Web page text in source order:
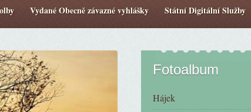
Vydané Obecně závazné vyhlášky Státní Digitální Služby
Fotoalbum
Hájek